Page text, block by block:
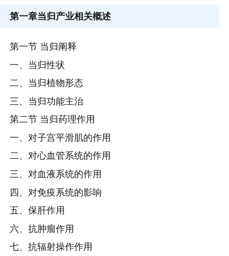
第一章当归产业相关概述
第一节 当归阐释
一、当归性状
二、当归植物形态
三、当归功能主治
第二节 当归药理作用
一、对子宫平滑肌的作用
二、对心血管系统的作用
三、对血液系统的作用
四、对免疫系统的影响
五、保肝作用
六、抗肿瘤作用
七、抗辐射操作作用